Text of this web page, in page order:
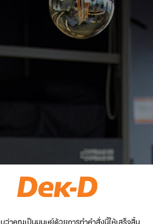
ว่าคุณเป็นมนุษย์ด้วยการทำคำสั่งนี้ให้เสร็จสิ้น